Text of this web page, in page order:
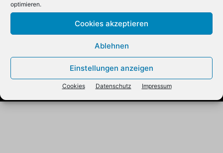
optimieren.
Cookies akzeptieren
Ablehnen
Einstellungen anzeigen
Cookies Datenschutz Impressum
Über uns Mediadaten Datenschutz Cookies Kontakt
© 2012 - 2025 REUTER BUSINESS PUBLISHING GmbH
Alle Rechte vorbehalten.